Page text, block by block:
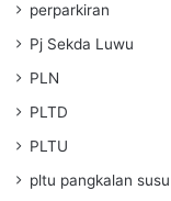
perparkiran
Pj Sekda Luwu
PLN
PLTD
PLTU
pltu pangkalan susu